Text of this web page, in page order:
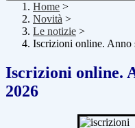
Home >
Novità >
Le notizie >
Iscrizioni online. Anno
Iscrizioni online.
2026